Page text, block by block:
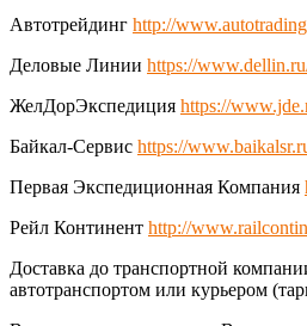
Автотрейдинг http://
Деловые Линии https://
ЖелДорЭкспедиция https://
Байкал-Сервис https://
Первая Экспедиционная Компания
Рейл Континент http://
Доставка до транспортной
автотранспортом или курьером